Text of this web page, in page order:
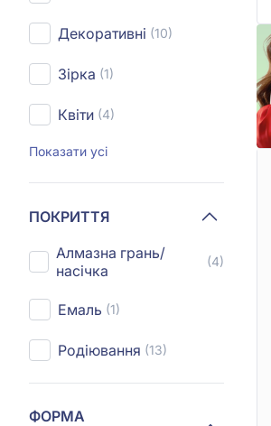
Декоративні (10)
Зірка (1)
Квіти (4)
Показати усі
ПОКРИТТЯ
Алмазна грань/
насічка
(4)
Емаль (1)
Родіювання (13)
ФОРМА